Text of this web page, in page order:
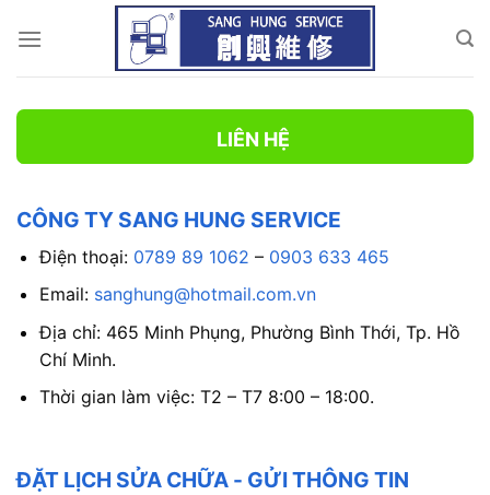
đến
LIÊN HỆ
CÔNG TY SANG HUNG SERVICE
Điện thoại: 0789 89 1062 – 0903 633 465
Email: sanghung@hotmail.com.vn
Địa chỉ: 465 Minh Phụng, Phường Bình Thới, Tp. Hồ
Chí Minh.
Thời gian làm việc: T2 – T7 8:00 – 18:00.
ĐẶT LỊCH SỬA CHỮA - GỬI THÔNG TIN